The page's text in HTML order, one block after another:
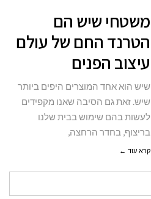
החם
משטחי שיש הם
הטרנד החם של עולם
עיצוב הפנים
שיש הוא אחד המוצרים היפים ביותר
שיש. זאת גם הסיבה שאנו מקפידים
לעשות בהם שימוש בבית שלנו
בריצוף, בחדר הרחצה,
קרא עוד ←